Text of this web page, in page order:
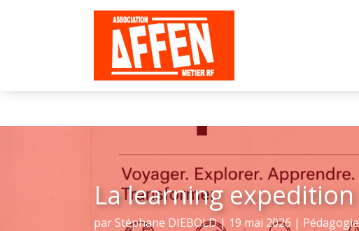
La learning expedition
parStéphane DIEBOLD| 19 mai 2026 | Pédagogie